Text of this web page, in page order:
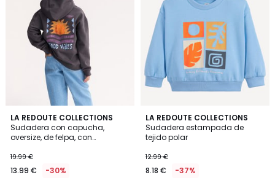
LA REDOUTE COLLECTIONS
Sudadera con capucha,
oversize, de felpa, con
19.99 €
13.99 € -30%
LA REDOUTE COLLECTIONS
Sudadera estampada de
tejido polar
12.99 €
8.18 € -37%